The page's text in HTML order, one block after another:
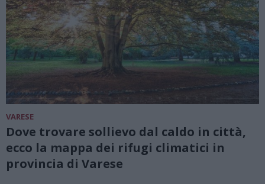
VARESE
Dove trovare sollievo dal caldo in città,
ecco la mappa dei rifugi climatici in
provincia di Varese